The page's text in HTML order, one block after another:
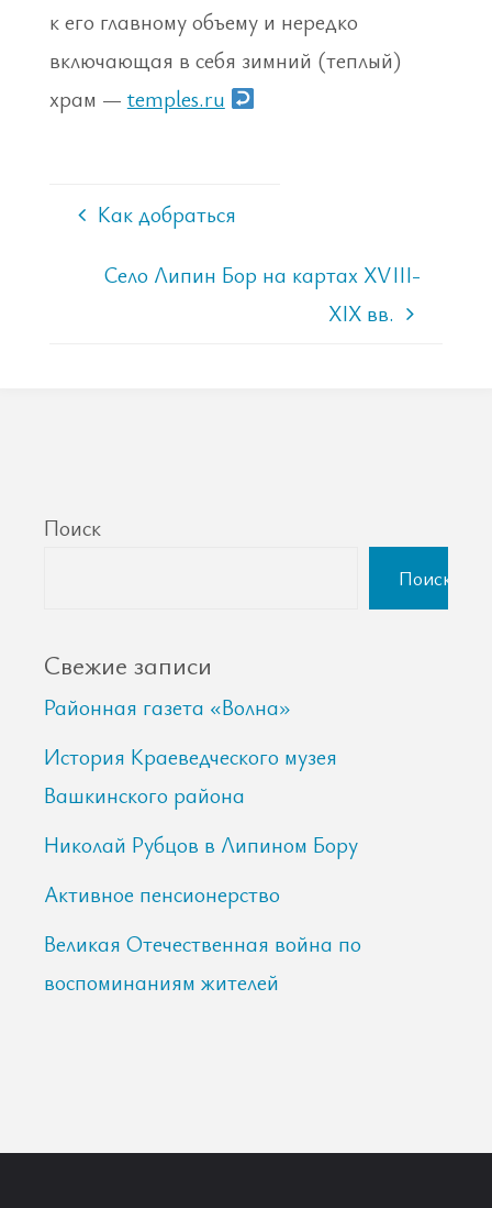
к его главному объему и нередко
включающая в себя зимний (теплый)
храм — temples.ru
Как добраться
Село Липин Бор на картах XVIII-
XIX вв.
Поиск
Поиск
Свежие записи
Районная газета «Волна»
История Краеведческого музея
Вашкинского района
Николай Рубцов в Липином Бору
Активное пенсионерство
Великая Отечественная война по
воспоминаниям жителей